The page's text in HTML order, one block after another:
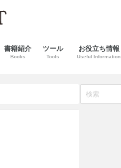
書籍紹介
Books
ツール
Tools
お役立ち情報
Useful Information